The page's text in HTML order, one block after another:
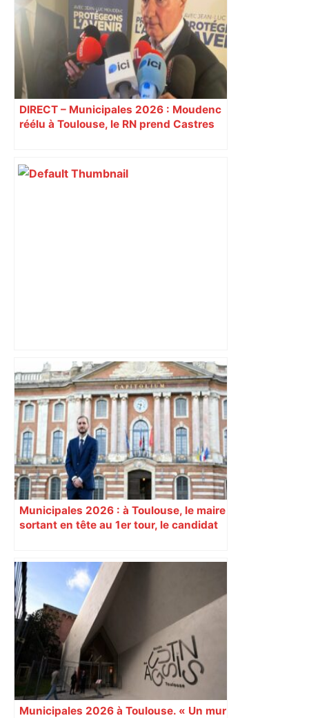
dynamique qui nous oblige à la
responsabilité" – Franceinfo
DIRECT – Municipales 2026 : Moudenc
réélu à Toulouse, le RN prend Castres
Alliance PS/LFI à Toulouse : Marc
Sztulman claque la porte – RMC
Municipales 2026 : à Toulouse, le maire
sortant en tête au 1er tour, le candidat
Municipales 2026 à Toulouse. « Un mur